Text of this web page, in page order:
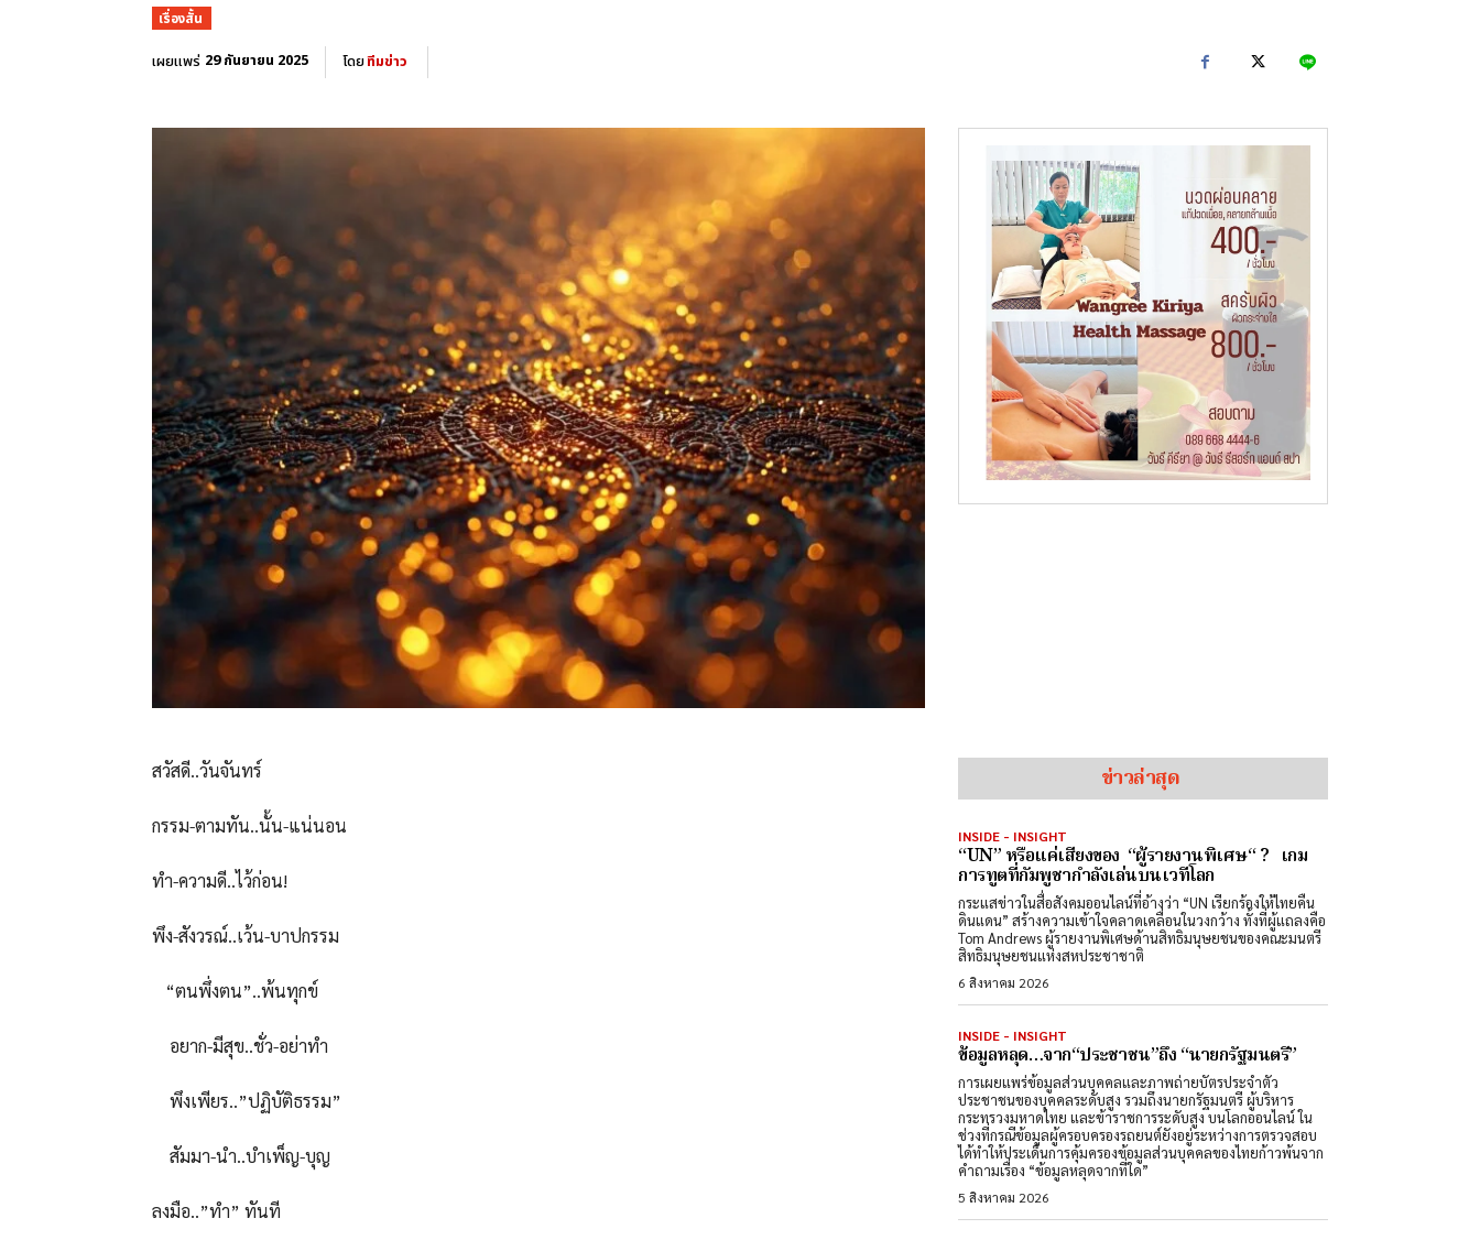
เรื่องสั้น
เผยแพร่ 29 กันยายน 2025 โดยทีมข่าว
สวัสดี..วันจันทร์
กรรม-ตามทัน..นั้น-แน่นอน
ทำ-ความดี..ไว้ก่อน!
พึง-สังวรณ์..เว้น-บาปกรรม
“ตนพึ่งตน”..พ้นทุกข์
อยาก-มีสุข..ชั่ว-อย่าทำ
พึงเพียร..”ปฏิบัติธรรม”
สัมมา-นำ..บำเพ็ญ-บุญ
ลงมือ..”ทำ” ทันที
ข่าวล่าสุด
INSIDE - INSIGHT
“UN” หรือแค่เสียงของ “ผู้รายงานพิเศษ“ ? เกม
การทูตที่กัมพูชากำลังเล่นบนเวทีโลก
กระแสข่าวในสื่อสังคมออนไลน์ที่อ้างว่า “UN เรียกร้องให้ไทยคืน
ดินแดน” สร้างความเข้าใจคลาดเคลื่อนในวงกว้าง ทั้งที่ผู้แถลงคือ
Tom Andrews ผู้รายงานพิเศษด้านสิทธิมนุษยชนของคณะมนตรี
สิทธิมนุษยชนแห่งสหประชาชาติ
6 สิงหาคม 2026
INSIDE - INSIGHT
ข้อมูลหลุด…จาก“ประชาชน”ถึง “นายกรัฐมนตรี”
การเผยแพร่ข้อมูลส่วนบุคคลและภาพถ่ายบัตรประจำตัว
ประชาชนของบุคคลระดับสูง รวมถึงนายกรัฐมนตรี ผู้บริหาร
กระทรวงมหาดไทย และข้าราชการระดับสูง บนโลกออนไลน์ ใน
ช่วงที่กรณีข้อมูลผู้ครอบครองรถยนต์ยังอยู่ระหว่างการตรวจสอบ
ได้ทำให้ประเด็นการคุ้มครองข้อมูลส่วนบุคคลของไทยก้าวพ้นจาก
คำถามเรื่อง “ข้อมูลหลุดจากที่ใด”
5 สิงหาคม 2026